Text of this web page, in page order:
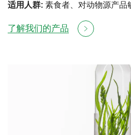
适用人群: 素食者、对动物源产品
了解我们的产品